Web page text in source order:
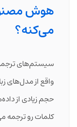
هوش
می‌کنه؟
سیستم‌های
واقع از مدل‌های
حجم زیادی از
کلمات رو ترجمه